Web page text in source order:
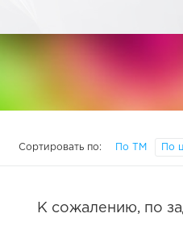
Сортировать по: По ТМ По
К сожалению, по